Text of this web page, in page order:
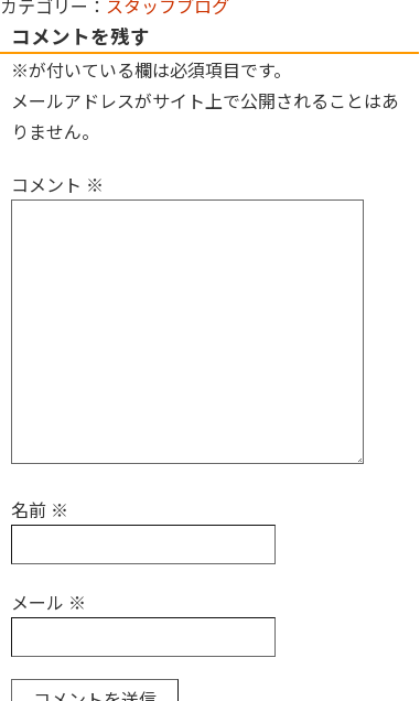
カテゴリー： スタッフブログ
コメントを残す
※が付いている欄は必須項目です。
メールアドレスがサイト上で公開されることはあ
りません。
コメント ※
名前 ※
メール ※